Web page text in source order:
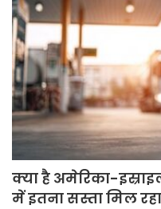
क्या है अमेरिका-
में इतना सस्ता मिल